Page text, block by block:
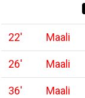
22' Maali
26' Maali
36' Maali